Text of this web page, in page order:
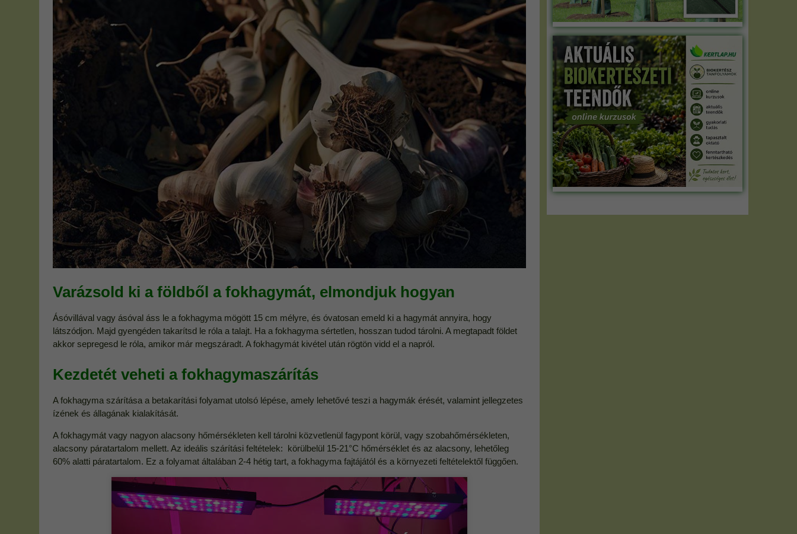
Varázsold ki a földből a fokhagymát, elmondjuk hogyan
Ásóvillával vagy ásóval áss le a fokhagyma mögött 15 cm mélyre, és óvatosan emeld ki a hagymát annyira, hogy
látszódjon. Majd gyengéden takarítsd le róla a talajt. Ha a fokhagyma sértetlen, hosszan tudod tárolni. A megtapadt földet
akkor sepregesd le róla, amikor már megszáradt. A fokhagymát kivétel után rögtön vidd el a napról.
Kezdetét veheti a fokhagymaszárítás
A fokhagyma szárítása a betakarítási folyamat utolsó lépése, amely lehetővé teszi a hagymák érését, valamint jellegzetes
ízének és állagának kialakítását.
A fokhagymát vagy nagyon alacsony hőmérsékleten kell tárolni közvetlenül fagypont körül, vagy szobahőmérsékleten,
alacsony páratartalom mellett. Az ideális szárítási feltételek: körülbelül 15-21°C hőmérséklet és az alacsony, lehetőleg
60% alatti páratartalom. Ez a folyamat általában 2-4 hétig tart, a fokhagyma fajtájától és a környezeti feltételektől függően.